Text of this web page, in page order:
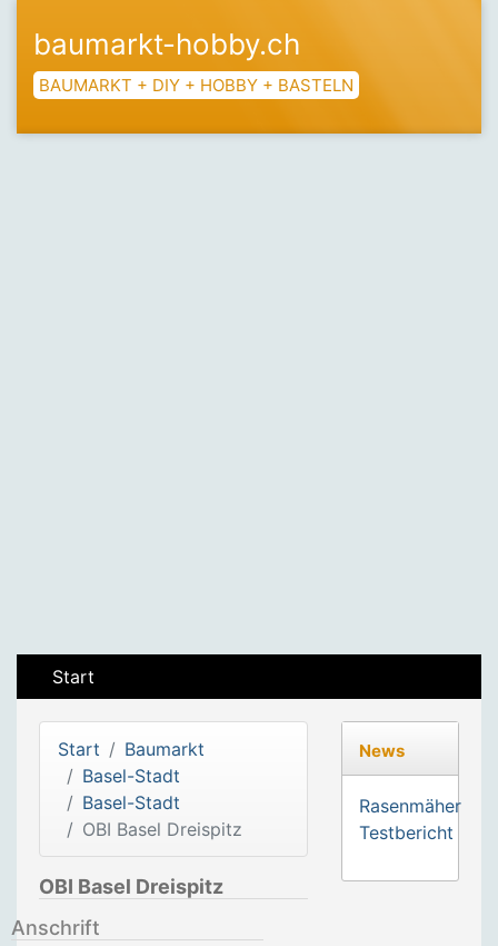
baumarkt-hobby.ch
BAUMARKT + DIY + HOBBY + BASTELN
Start
Start
Baumarkt
Basel-Stadt
Basel-Stadt
OBI Basel Dreispitz
OBI Basel Dreispitz
Anschrift
News
Rasenmäher
Testbericht